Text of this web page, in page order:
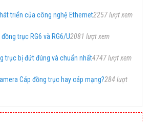
triển của công nghệ Ethernet2257 lượt xem
trục RG6 và RG6/U2081 lượt xem
trục bị đứt đúng và chuẩn nhất4747 lượt xem
Cáp đồng trục hay cáp mạng?284 lượt